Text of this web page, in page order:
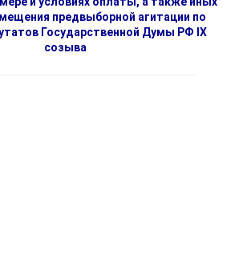
предвыборной агитации по
Государственной Думы РФ IX
созыва